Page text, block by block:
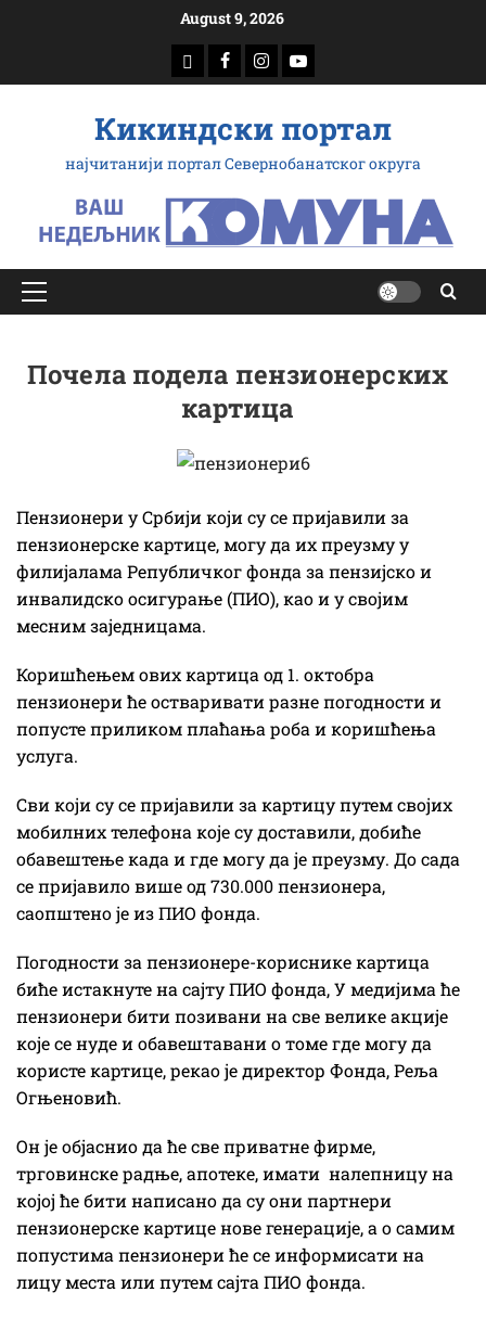
August 9, 2026
доwнлоад
Фацебоок
Инстаграм
Yоутубе
Кикиндски портал
најчитанији портал Севернобанатског округа
Примарy
Почела подела пензионерских
картица
Пензионери у Србији који су се пријавили за
пензионерске картице, могу да их преузму у
филијалама Републичког фонда за пензијско и
инвалидско осигурање (ПИО), као и у својим
месним заједницама.
Коришћењем ових картица од 1. октобра
пензионери ће остваривати разне погодности и
попусте приликом плаћања роба и коришћења
услуга.
Сви који су се пријавили за картицу путем својих
мобилних телефона које су доставили, добиће
обавештење када и где могу да је преузму. До сада
се пријавило више од 730.000 пензионера,
саопштено је из ПИО фонда.
Погодности за пензионере-кориснике картица
биће истакнуте на сајту ПИО фонда, У медијима ће
пензионери бити позивани на све велике акције
које се нуде и обавештавани о томе где могу да
користе картице, рекао је директор Фонда, Реља
Огњеновић.
Он је објаснио да ће све приватне фирме,
трговинске радње, апотеке, имати налепницу на
којој ће бити написано да су они партнери
пензионерске картице нове генерације, а о самим
попустима пензионери ће се информисати на
лицу места или путем сајта ПИО фонда.